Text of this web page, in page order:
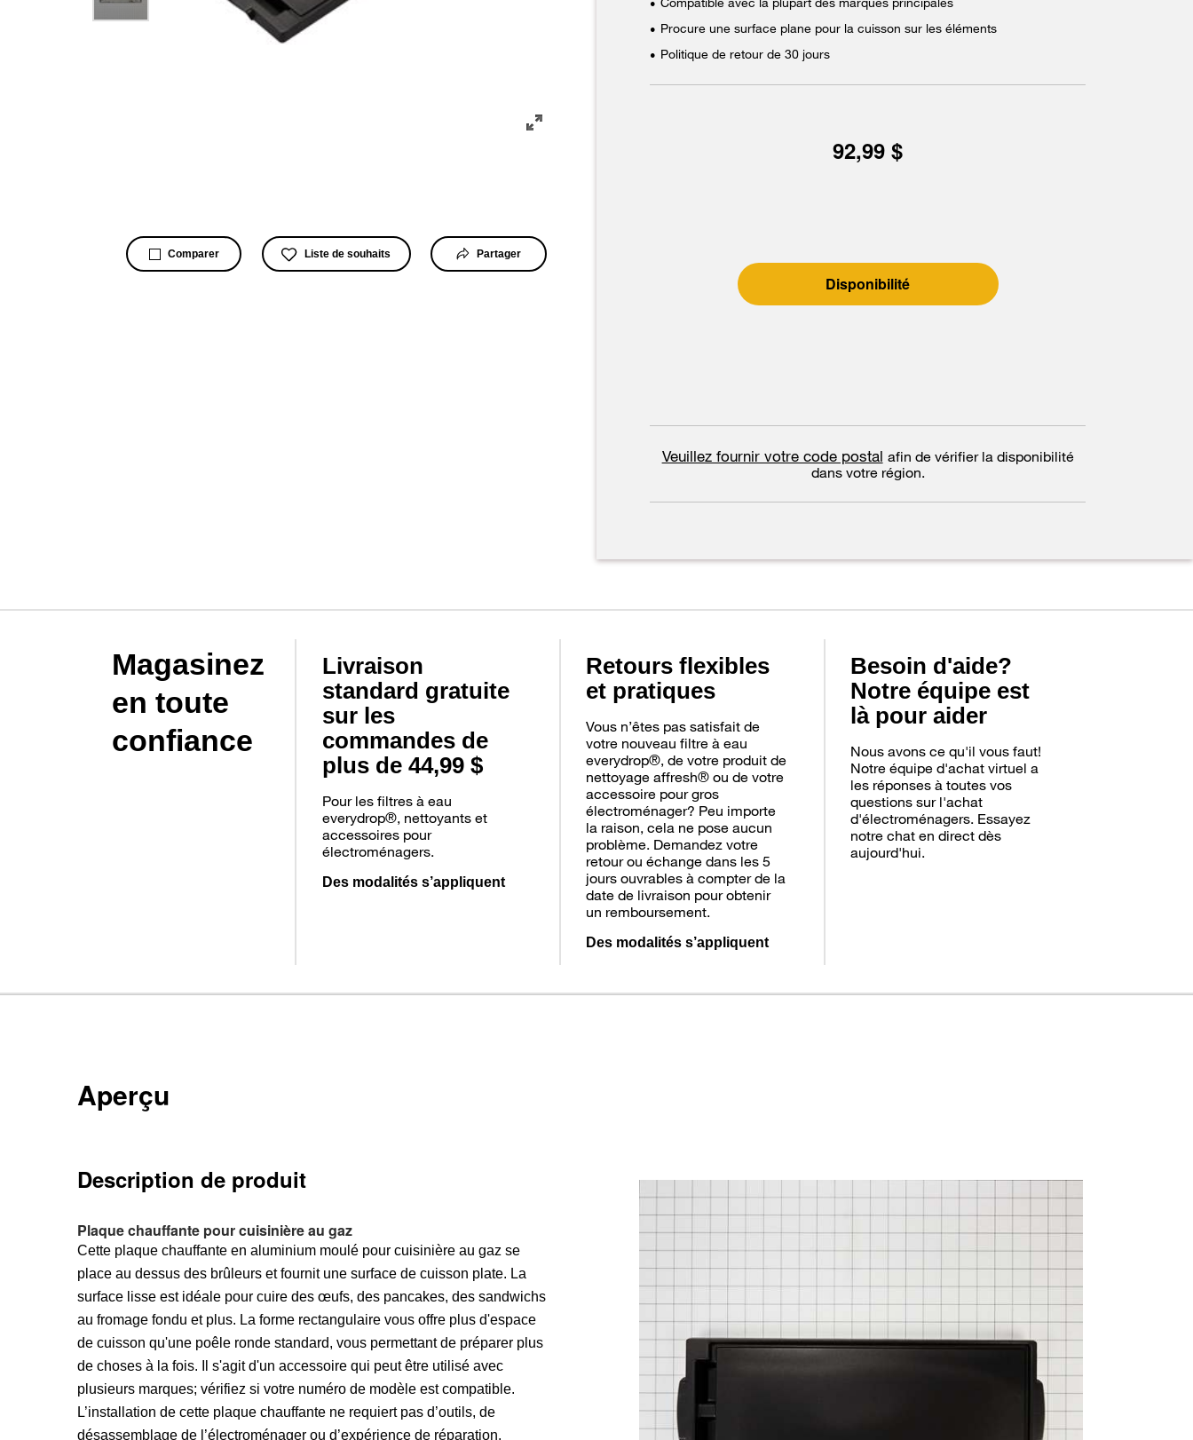
Comparer Liste de souhaits Partager
• Procure une surface plane pour la cuisson sur les éléments
• Politique de retour de 30 jours
92,99 $
Disponibilité
Veuillez fournir votre code postal afin de vérifier la disponibilité
dans votre région.
Magasinez
en toute
confiance
Livraison
standard gratuite
sur les
commandes de
plus de 44,99 $
Pour les filtres à eau
everydrop®, nettoyants et
accessoires pour
électroménagers.
Des modalités s’appliquent
Retours flexibles
et pratiques
Vous n’êtes pas satisfait de
votre nouveau filtre à eau
everydrop®, de votre produit de
nettoyage affresh® ou de votre
accessoire pour gros
électroménager? Peu importe
la raison, cela ne pose aucun
problème. Demandez votre
retour ou échange dans les 5
jours ouvrables à compter de la
date de livraison pour obtenir
un remboursement.
Des modalités s’appliquent
Besoin d'aide?
Notre équipe est
là pour aider
Nous avons ce qu'il vous faut!
Notre équipe d'achat virtuel a
les réponses à toutes vos
questions sur l'achat
d'électroménagers. Essayez
notre chat en direct dès
aujourd'hui.
Aperçu
Description de produit
Plaque chauffante pour cuisinière au gaz
Cette plaque chauffante en aluminium moulé pour cuisinière au gaz se
place au dessus des brûleurs et fournit une surface de cuisson plate. La
surface lisse est idéale pour cuire des œufs, des pancakes, des sandwichs
au fromage fondu et plus. La forme rectangulaire vous offre plus d'espace
de cuisson qu'une poêle ronde standard, vous permettant de préparer plus
de choses à la fois. Il s'agit d'un accessoire qui peut être utilisé avec
plusieurs marques; vérifiez si votre numéro de modèle est compatible.
L’installation de cette plaque chauffante ne requiert pas d’outils, de
désassemblage de l’électroménager ou d’expérience de réparation.